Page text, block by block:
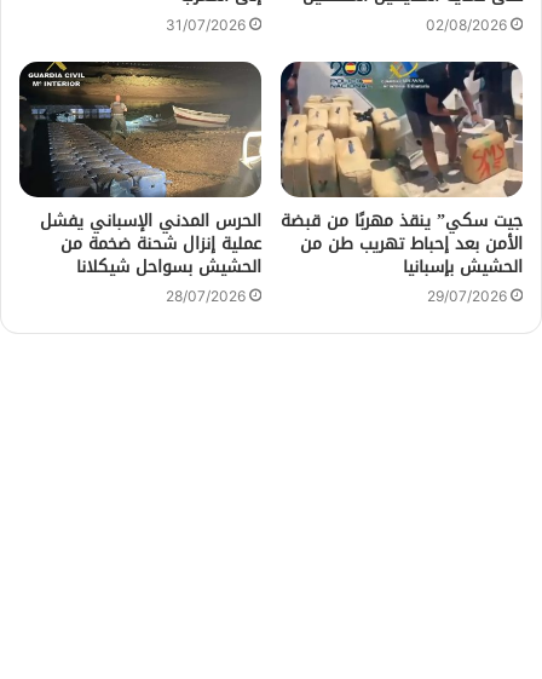
02/08/2026
31/07/2026
جيت سكي” ينقذ مهربًا من قبضة
الأمن بعد إحباط تهريب طن من
الحشيش بإسبانيا
29/07/2026
الحرس المدني الإسباني يفشل
عملية إنزال شحنة ضخمة من
الحشيش بسواحل شيكلانا
28/07/2026